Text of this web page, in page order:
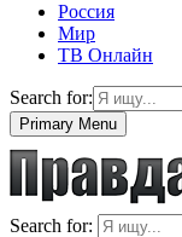
Россия
Мир
ТВ Онлайн
Search for:
Primary Menu
Search for: